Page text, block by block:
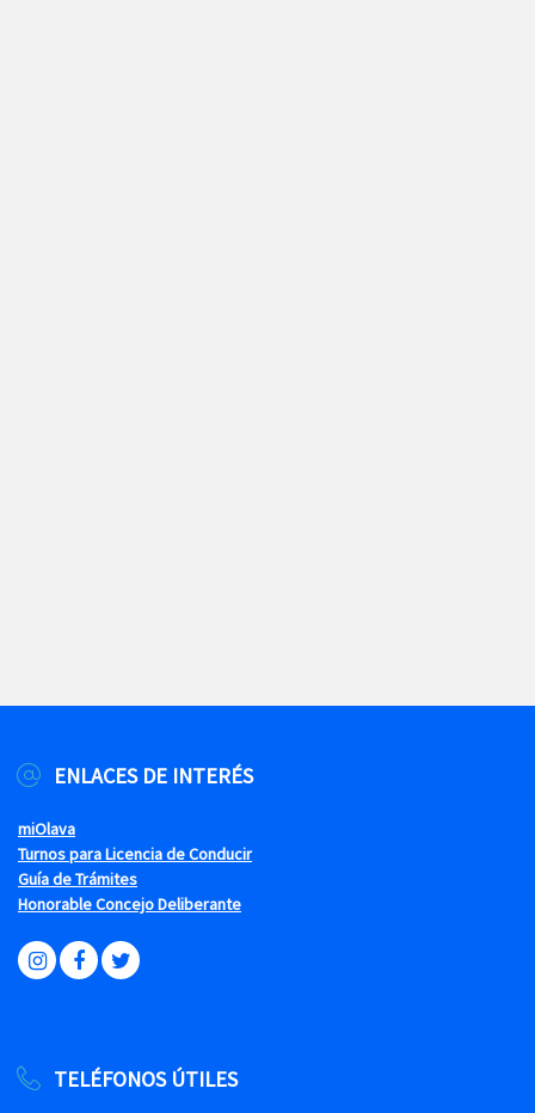
ENLACES DE INTERÉS
miOlava
Turnos para Licencia de Conducir
Guía de Trámites
Honorable Concejo Deliberante
TELÉFONOS ÚTILES